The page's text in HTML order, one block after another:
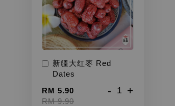
新疆大红枣 Red
Dates
RM 5.90
RM 9.90
- +